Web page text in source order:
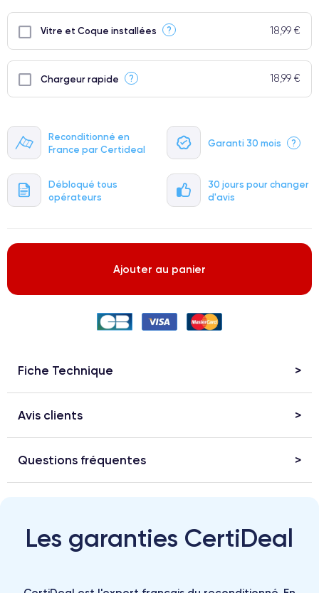
Reconditionné en
France par Certideal
Garanti 30 mois ?
Débloqué tous
opérateurs
30 jours pour changer
d'avis
Vitre et Coque installées ? 18,99 €
Chargeur rapide ? 18,99 €
Ajouter au panier
Fiche Technique
Avis clients
Questions fréquentes
Les garanties CertiDeal